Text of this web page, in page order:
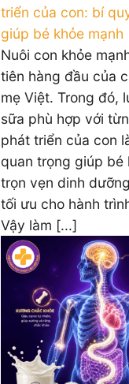
triển của con: bí
giúp bé khỏe mạnh
Nuôi con khỏe
tiên hàng đầu của
mẹ Việt. Trong đó,
sữa phù hợp với
phát triển của con
quan trọng giúp bé
trọn vẹn dinh
tối ưu cho hành
Vậy làm [...]